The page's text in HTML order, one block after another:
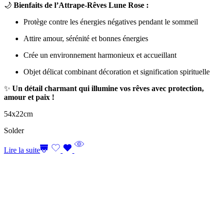
🌙 Bienfaits de l’Attrape-Rêves Lune Rose :
Protège contre les énergies négatives pendant le sommeil
Attire amour, sérénité et bonnes énergies
Crée un environnement harmonieux et accueillant
Objet délicat combinant décoration et signification spirituelle
✨ Un détail charmant qui illumine vos rêves avec protection,
amour et paix !
54x22cm
Solder
Lire la suite